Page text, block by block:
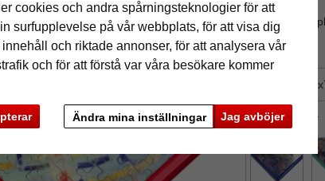
cookies och andra spårningsteknologier för att
surfupplevelse på vår webbplats, för att visa dig
och riktade annonser, för att analysera vår
och för att förstå var våra besökare kommer
Jag avböjer
Ändra mina inställningar
Pusselram av
färg: